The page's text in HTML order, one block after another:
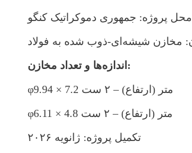
محل پروژه: جمهوری دموکراتیک کنگو
اندازه‌ها و تعداد مخازن:
φ9.94 × 7.2 متر (ارتفاع) – ۲ ست
φ6.11 × 4.8 متر (ارتفاع) – ۲ ست
تکمیل پروژه: ژانویه ۲۰۲۶